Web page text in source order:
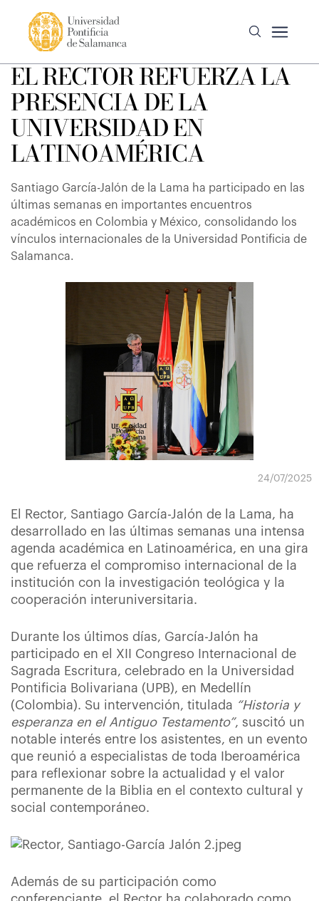
EL RECTOR REFUERZA LA
PRESENCIA DE LA
UNIVERSIDAD EN
LATINOAMÉRICA
Santiago García-Jalón de la Lama ha participado en las
últimas semanas en importantes encuentros
académicos en Colombia y México, consolidando los
vínculos internacionales de la Universidad Pontificia de
Salamanca.
24/07/2025
El Rector, Santiago García-Jalón de la Lama, ha
desarrollado en las últimas semanas una intensa
agenda académica en Latinoamérica, en una gira
que refuerza el compromiso internacional de la
institución con la investigación teológica y la
cooperación interuniversitaria.
Durante los últimos días, García-Jalón ha
participado en el XII Congreso Internacional de
Sagrada Escritura, celebrado en la Universidad
Pontificia Bolivariana (UPB), en Medellín
(Colombia). Su intervención, titulada “Historia y
esperanza en el Antiguo Testamento”, suscitó un
notable interés entre los asistentes, en un evento
que reunió a especialistas de toda Iberoamérica
para reflexionar sobre la actualidad y el valor
permanente de la Biblia en el contexto cultural y
social contemporáneo.
Además de su participación como